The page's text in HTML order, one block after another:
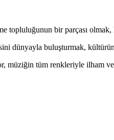
bir parçası
dünyayla buluşturmak,
müziğin tüm renkleriyle ilham